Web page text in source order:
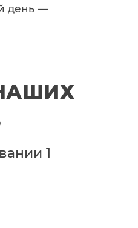
день —
1